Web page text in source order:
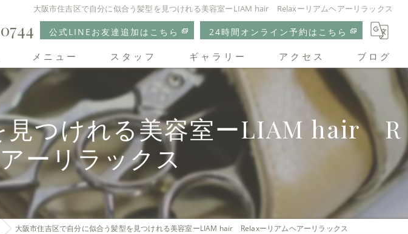
大阪市住吉区で自分に似合う髪型を見つけれる美容室ーLIAM hair Relaxーリアムヘアーリラックス
公式LINEお友達追加はこちら 24時間オンライン予約はこちら
ミ情報
判
様の声
メニュー スタッフ ギャラリー アクセス
リアムヘアーリラックス
ブログ
見つけれる美容室ーLIAM hair R
ーリラックス
大阪市住吉区で自分に似合う髪型を見つけれる美容室ーLIAM hair Relaxーリアムヘアーリラックス